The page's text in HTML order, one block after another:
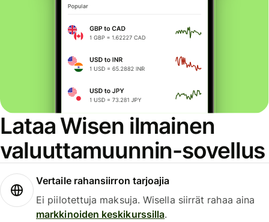
Lataa Wisen ilmainen
valuuttamuunnin-sovellus
Vertaile rahansiirron tarjoajia
Ei piilotettuja maksuja. Wisella siirrät rahaa aina
markkinoiden keskikurssilla.